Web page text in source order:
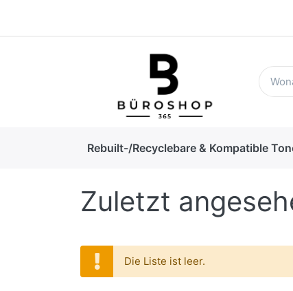
Rebuilt-/Recyclebare & Kompatible
Zuletzt
Die Liste ist leer.